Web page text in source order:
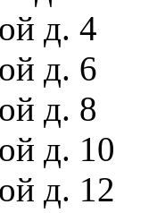
д. 4
д. 6
д. 8
д. 10
д. 12